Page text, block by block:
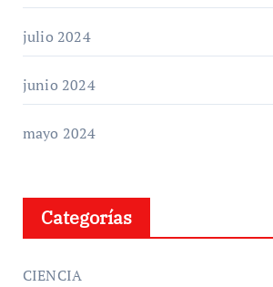
julio 2024
junio 2024
mayo 2024
Categorías
CIENCIA